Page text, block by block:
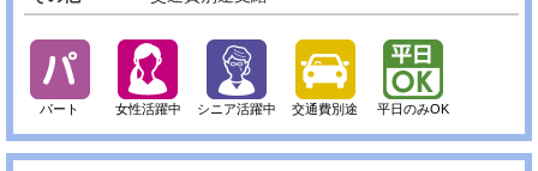
パート 女性活躍中 シニア活躍中 交通費別途 平日のみOK